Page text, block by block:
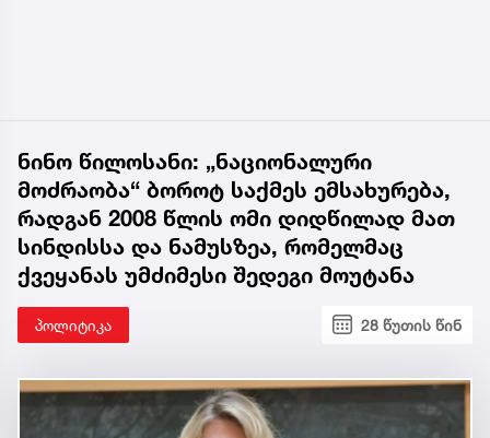
ნინო წილოსანი: „ნაციონალური
მოძრაობა“ ბოროტ საქმეს ემსახურება,
რადგან 2008 წლის ომი დიდწილად მათ
სინდისსა და ნამუსზეა, რომელმაც
ქვეყანას უმძიმესი შედეგი მოუტანა
პოლიტიკა 28 წუთის წინ